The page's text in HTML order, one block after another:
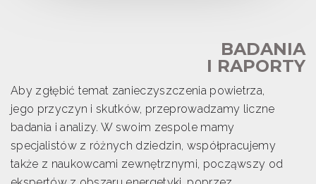
BADANIA
I RAPORTY
Aby zgłębić temat zanieczyszczenia powietrza,
jego przyczyn i skutków, przeprowadzamy liczne
badania i analizy. W swoim zespole mamy
specjalistów z różnych dziedzin, współpracujemy
także z naukowcami zewnętrznymi, począwszy od